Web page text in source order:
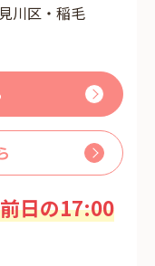
川区・稲毛
日の17:00